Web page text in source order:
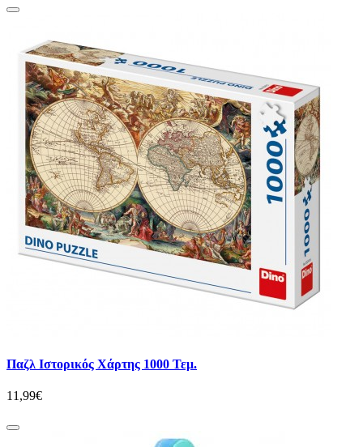
Παζλ Ιστορικός Χάρτης 1000 Τεμ.
11,99€